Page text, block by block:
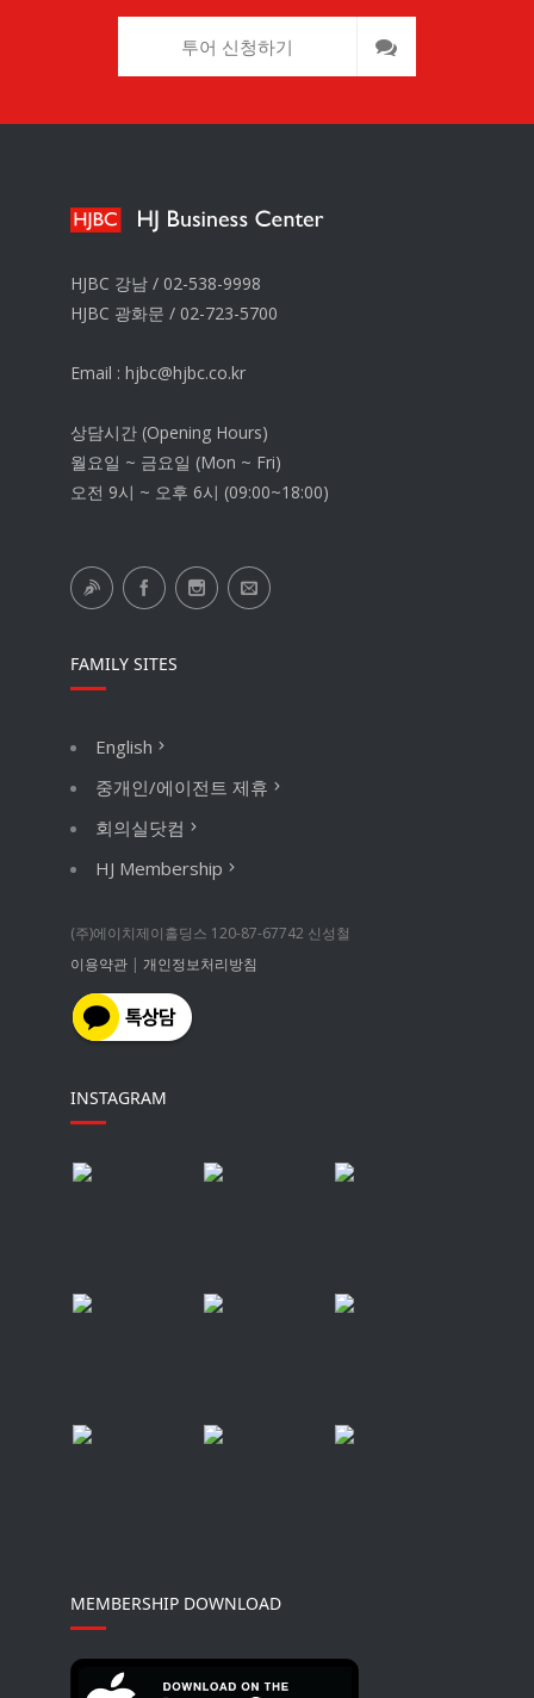
투어 신청하기
HJBC 강남 / 02-538-9998
HJBC 광화문 / 02-723-5700
Email : hjbc@hjbc.co.kr
상담시간 (Opening Hours)
월요일 ~ 금요일 (Mon ~ Fri)
오전 9시 ~ 오후 6시 (09:00~18:00)
FAMILY SITES
English
중개인/에이전트 제휴
회의실닷컴
HJ Membership
(주)에이치제이홀딩스 120-87-67742 신성철
이용약관 | 개인정보처리방침
INSTAGRAM
MEMBERSHIP DOWNLOAD